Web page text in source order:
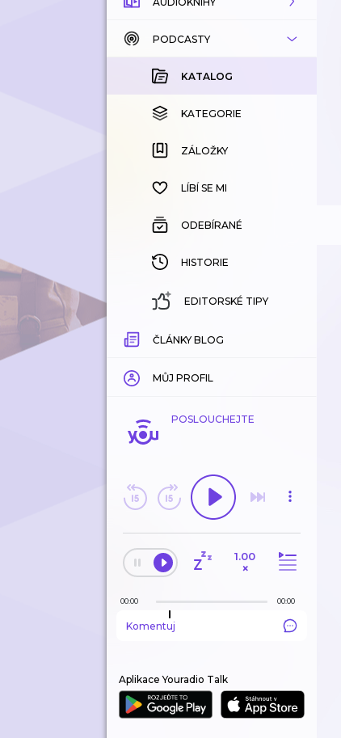
KATALOG
KOUPENÉ
KATEGORIE
ZÁLOŽKY
HISTORIE
PODCASTY
KATALOG
KATEGORIE
ZÁLOŽKY
LÍBÍ SE MI
ODEBÍRANÉ
HISTORIE
EDITORSKÉ TIPY
ČLÁNKY BLOG
MŮJ PROFIL
POSLOUCHEJTE
1.00
×
00:00 00:00
Komentuj
Aplikace Youradio Talk